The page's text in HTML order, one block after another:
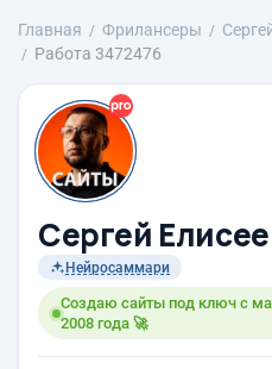
Главная Фрилансеры
Работа 3472476
Сергей
Нейросаммари
Создаю сайты под ключ с
2008 года 🚀